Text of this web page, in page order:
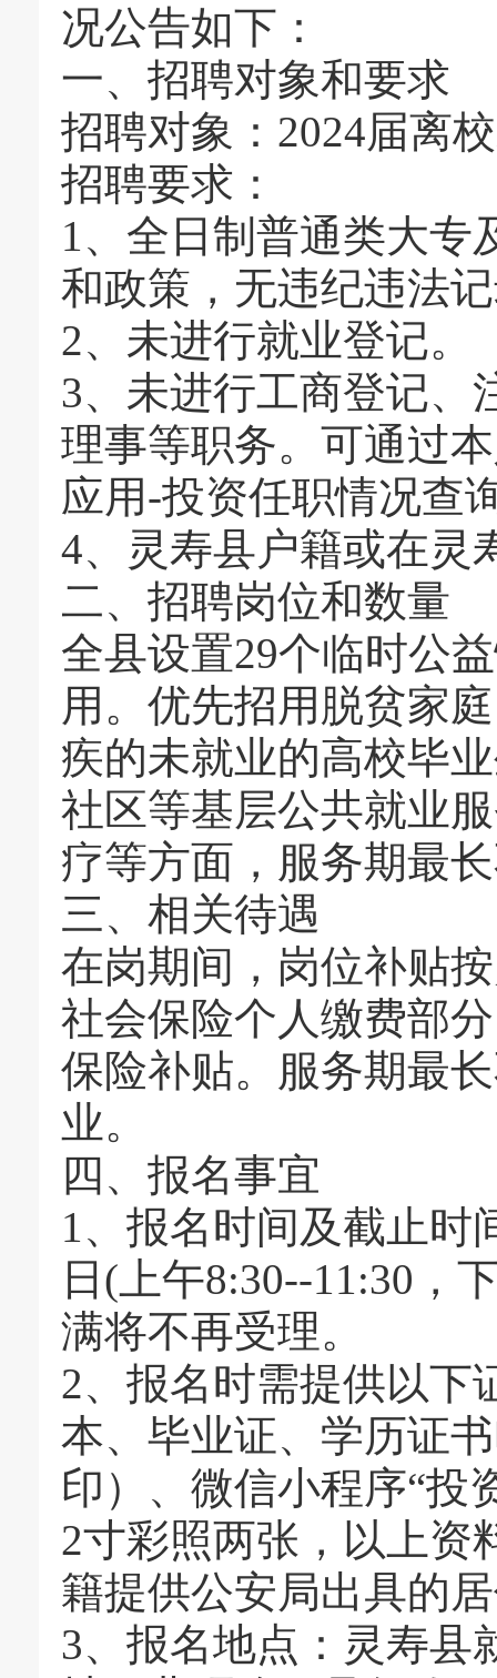
况公告如下：
一、招聘对象和要求
招聘对象：2024届离
招聘要求：
1、全日制普通类大专
和政策，无违纪违法
2、未进行就业登记。
3、未进行工商登记、
理事等职务。可通过
应用-投资任职情况查
4、灵寿县户籍或在灵
二、招聘岗位和数量
全县设置29个临时公
用。优先招用脱贫家
疾的未就业的高校毕
社区等基层公共就业
疗等方面，服务期最
三、相关待遇
在岗期间，岗位补贴
社会保险个人缴费部
保险补贴。服务期最
业。
四、报名事宜
1、报名时间及截止时
日(上午8:30--11:30，
满将不再受理。
2、报名时需提供以下
本、毕业证、学历证
印）、微信小程序“投
2寸彩照两张，以上资
籍提供公安局出具的
3、报名地点：灵寿县